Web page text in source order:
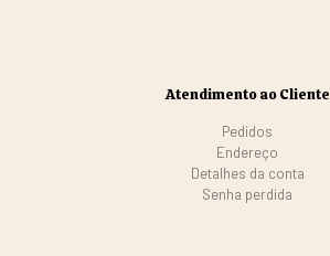
Atendimento ao Cliente
Pedidos
Endereço
Detalhes da conta
Senha perdida